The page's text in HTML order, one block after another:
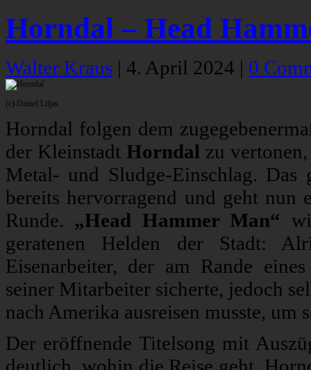
Horndal – Head
Walter Kraus | 4. April 2024 | 0
(c) Daniel Liljas
Horndal folgen dem
der Kleinstadt Horndal zu
Metal- und Sludge-Einschlag.
bereits hervorragend und geht nun
Runde. „Head Hammer Man“
geratenen Helden der Stadt:
Eisenarbeiter, der am Rande
seiner Mitarbeiter sicherte, jedoch
nach Amerika ausreisen musste, um
Der eröffnende Titelsong mit